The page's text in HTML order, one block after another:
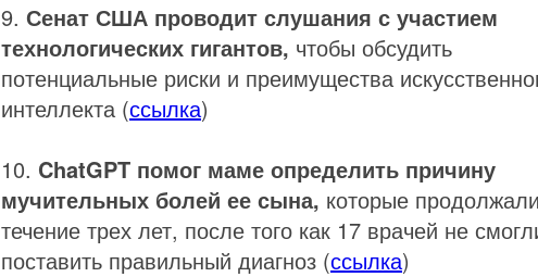
9. Сенат США проводит слушания с участием
технологических гигантов, чтобы обсудить
потенциальные риски и преимущества
интеллекта (ссылка)
10. ChatGPT помог маме определить причину
мучительных болей ее сына, которые
течение трех лет, после того как 17 врачей не
поставить правильный диагноз (ссылка)